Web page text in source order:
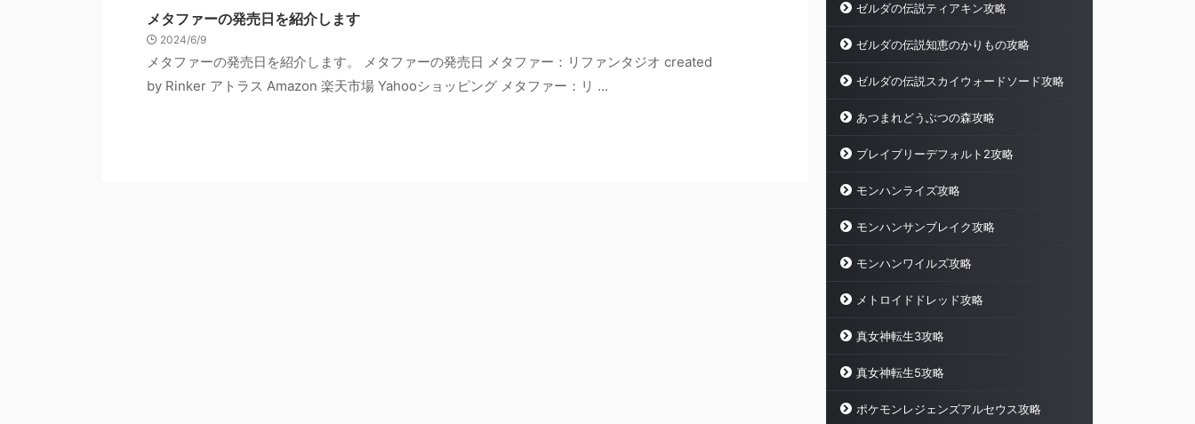
メタファーの発売日を紹介します
2024/6/9
メタファーの発売日を紹介します。 メタファーの発売日 メタファー：リファンタジオ created
by Rinker アトラス Amazon 楽天市場 Yahooショッピング メタファー：リ ...
ゼルダの伝説ティアキン攻略
ゼルダの伝説知恵のかりもの攻略
ゼルダの伝説スカイウォードソード攻略
あつまれどうぶつの森攻略
ブレイブリーデフォルト2攻略
モンハンライズ攻略
モンハンサンブレイク攻略
モンハンワイルズ攻略
メトロイドドレッド攻略
真女神転生3攻略
真女神転生5攻略
ポケモンレジェンズアルセウス攻略